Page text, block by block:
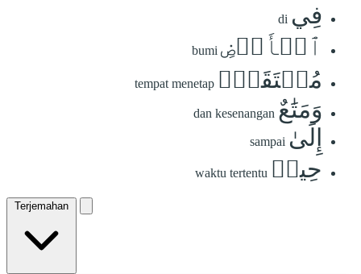
فِي di
ٱلۡأَرۡضِ bumi
مُسۡتَقَرّٞ tempat menetap
وَمَتَٰعٌ dan kesenangan
إِلَىٰ sampai
حِينٖ waktu tertentu
Terjemahan